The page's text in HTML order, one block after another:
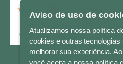
Aviso de uso de
Atualizamos nossa política
cookies e outras tecnologias
melhorar sua experiência.
você aceita a nossa política